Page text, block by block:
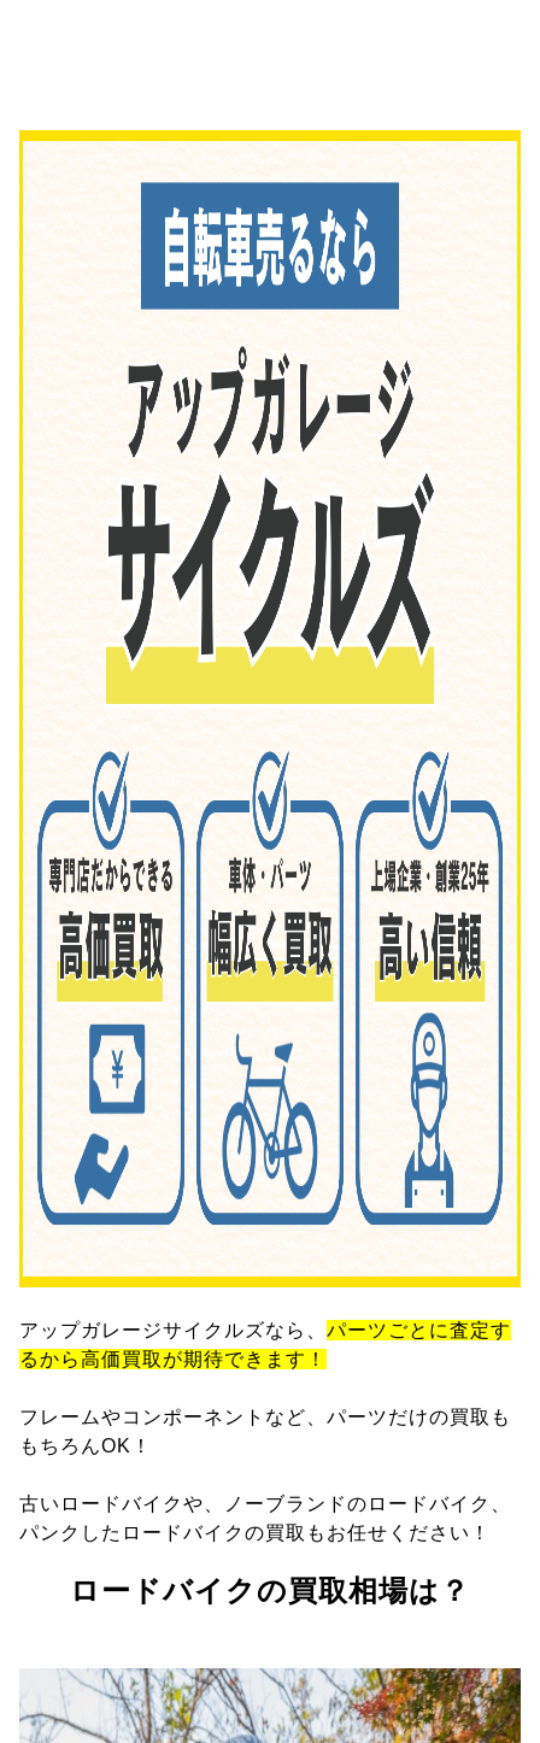
アップガレージサイクルズなら、 パーツごとに査定す
るから高価買取が期待できます！
フレームやコンポーネントなど、パーツだけの買取も
もちろんOK！
古いロードバイクや、ノーブランドのロードバイク、
パンクしたロードバイクの買取もお任せください！
ロードバイクの買取相場は？